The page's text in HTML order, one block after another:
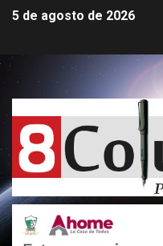
5 de agosto de 2026